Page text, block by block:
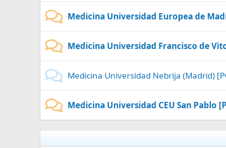
Medicina Universidad Europea de
Medicina Universidad Francisco de
Medicina Universidad Nebrija (Madrid)
Medicina Universidad CEU San Pablo